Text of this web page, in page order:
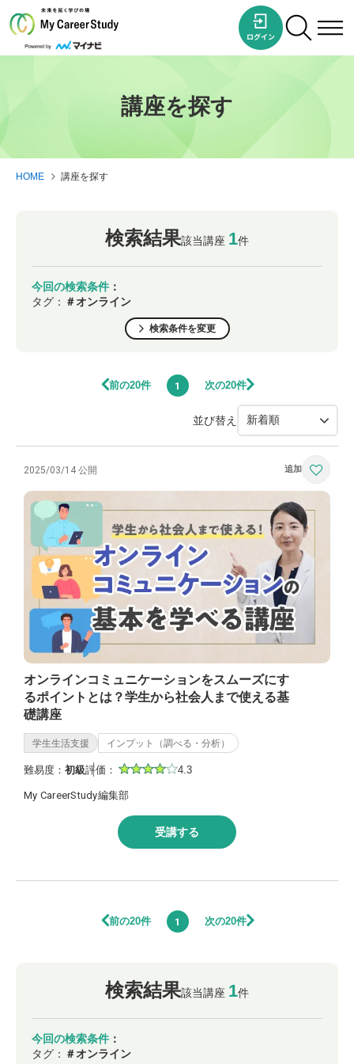
講座を探す
HOME 講座を探す
検索結果該当講座 1件
今回の検索条件 ：
タグ： ＃オンライン
検索条件を変更
前の20件 1 次の20件
並び替え
2025/03/14 公開
オンラインコミュニケーションをスムーズにす
るポイントとは？学生から社会人まで使える基
礎講座
学生生活支援 インプット（調べる・分析）
難易度： 初級評価： 4.3
My CareerStudy編集部
受講する
前の20件 1 次の20件
検索結果該当講座 1件
今回の検索条件 ：
タグ： ＃オンライン